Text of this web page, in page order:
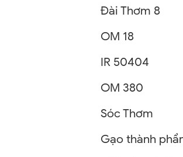
Đài Thơm 8
OM 18
IR 50404
OM 380
Sóc Thơm
Gạo thành